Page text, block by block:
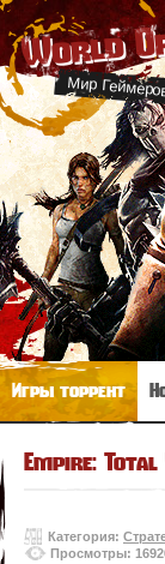
World
Мир
Игры торрент
Empire:
Категория:
Просмотры: